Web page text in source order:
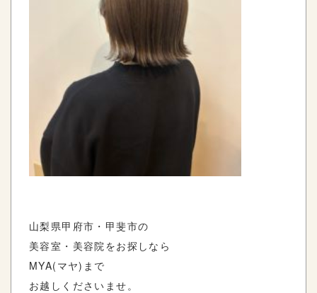
山梨県甲府市・甲斐市の
美容室・美容院をお探しなら
MYA(マヤ)まで
お越しくださいませ。